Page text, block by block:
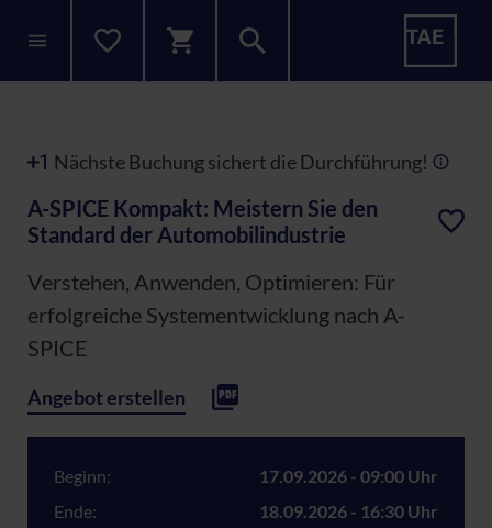
Nächste Buchung sichert die Durchführung!
A-SPICE Kompakt: Meistern Sie den
Standard der Automobilindustrie
Verstehen, Anwenden, Optimieren: Für
erfolgreiche Systementwicklung nach A-
SPICE
Angebot erstellen
Beginn:
17.09.2026 - 09:00 Uhr
Ende:
18.09.2026 - 16:30 Uhr